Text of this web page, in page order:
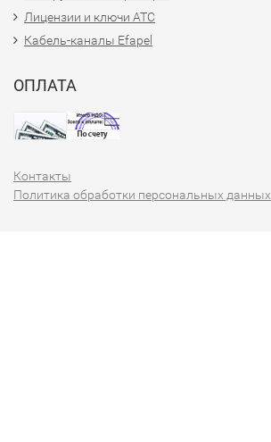
Лицензии и ключи АТС
Кабель-каналы Efapel
ОПЛАТА
Контакты
Политика обработки персональных данных